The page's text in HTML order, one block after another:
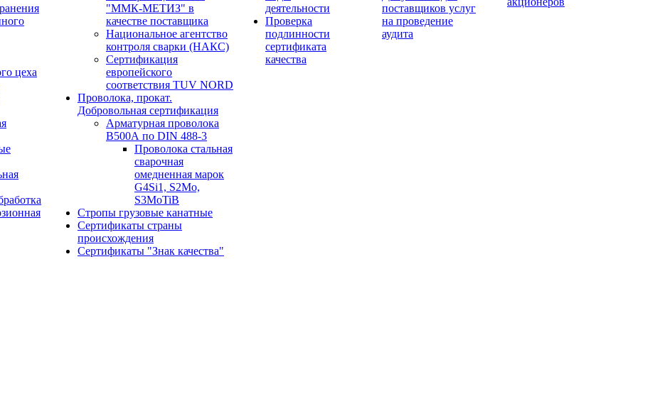
цеха
"ММК-МЕТИЗ" в
качестве поставщика
Национальное агентство
контроля сварки (НАКС)
Сертификация
европейского
соответствия TUV NORD
Проволока, прокат.
Добровольная сертификация
Арматурная проволока
В500А по DIN 488-3
Проволока стальная
сварочная
омедненная марок
G4Si1, S2Mo,
S3MoTiB
Стропы грузовые канатные
Сертификаты страны
происхождения
Сертификаты "Знак качества"
деятельности
Проверка
подлинности
сертификата
качества
поставщиков услуг
на проведение
аудита